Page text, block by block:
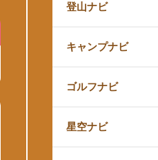
登山ナビ
キャンプナビ
ゴルフナビ
星空ナビ